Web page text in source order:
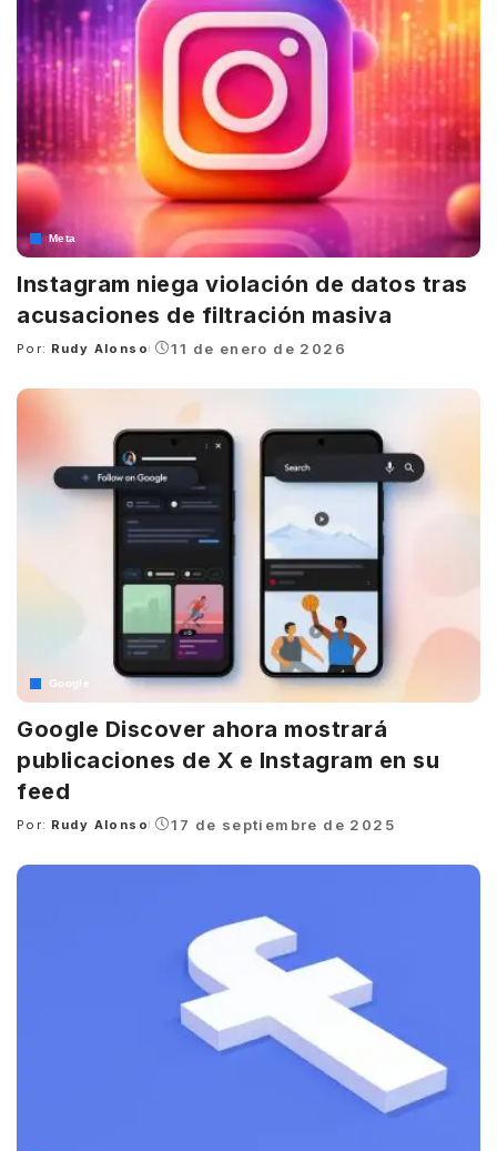
Meta
Instagram niega violación de datos tras
acusaciones de filtración masiva
Posted
Por: Rudy Alonso 11 de enero de 2026
Google
Google Discover ahora mostrará
publicaciones de X e Instagram en su
feed
Posted
Por: Rudy Alonso 17 de septiembre de 2025